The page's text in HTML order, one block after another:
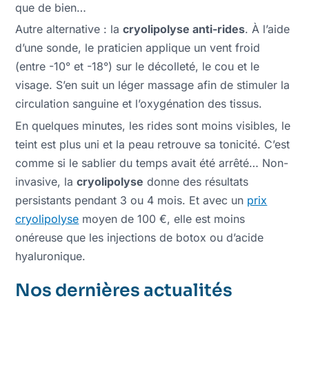
que de bien…
Autre alternative : lacryolipolyse anti-rides. À l’aide
d’une sonde, le praticien applique un vent froid
(entre -10° et -18°) sur le décolleté, le cou et le
visage. S’en suit un léger massage afin de stimuler la
circulation sanguine et l’oxygénation des tissus.
En quelques minutes, les rides sont moins visibles, le
teint est plus uni et la peau retrouve sa tonicité. C’est
comme si le sablier du temps avait été arrêté… Non-
invasive, lacryolipolyse donne des résultats
persistants pendant 3 ou 4 mois. Et avec un prix
cryolipolyse moyen de 100 €, elle est moins
onéreuse que les injections de botox ou d’acide
hyaluronique.
Nos dernières actualités